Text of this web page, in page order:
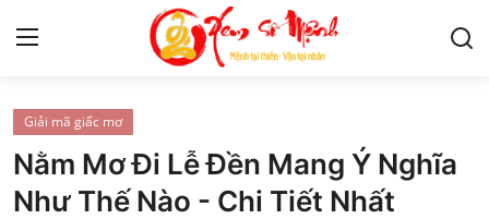
Tử Vi
Kiến Thức
Giải mã giấc mơ
Nằm Mơ Đi Lễ Đền Mang Ý Nghĩa
Như Thế Nào - Chi Tiết Nhất